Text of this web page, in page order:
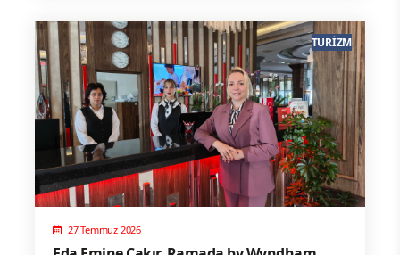
27 Temmuz 2026
TURIZM